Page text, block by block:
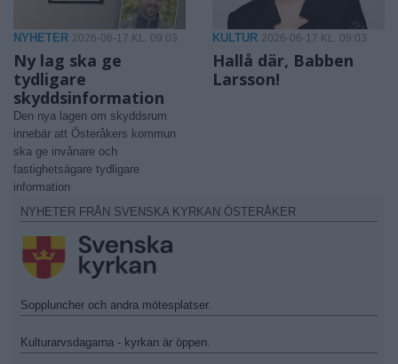
NYHETER 2026-06-17 KL. 09:03
Ny lag ska ge
tydligare
skyddsinformation
Den nya lagen om skyddsrum
innebär att Österåkers kommun
ska ge invånare och
fastighetsägare tydligare
information
KULTUR 2026-06-17 KL. 09:03
Hallå där, Babben
Larsson!
NYHETER FRÅN SVENSKA KYRKAN ÖSTERÅKER
Soppluncher och andra mötesplatser.
Kulturarvsdagarna - kyrkan är öppen.